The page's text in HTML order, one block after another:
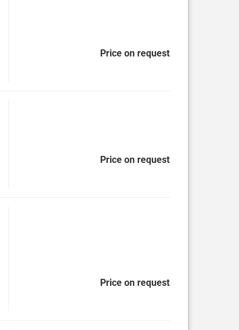
Price on request
Price on request
Price on request